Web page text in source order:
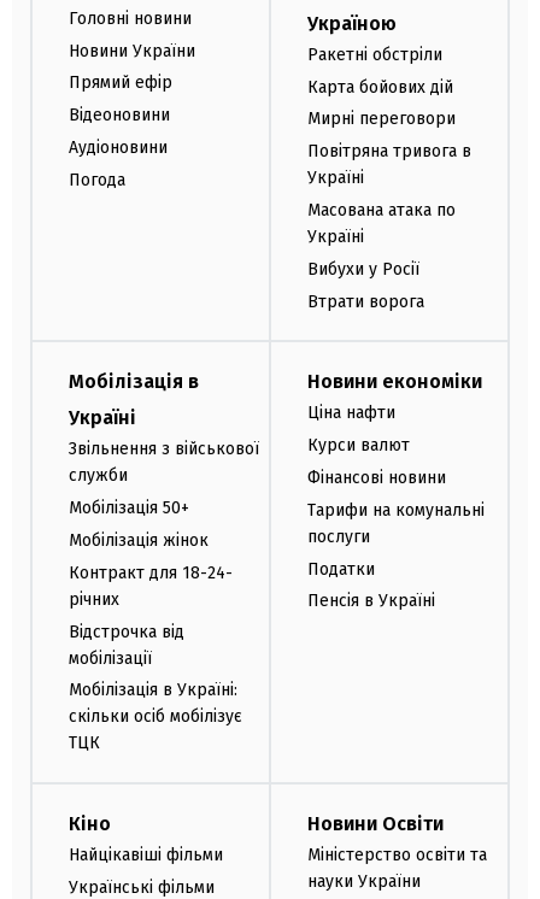
Головні новини
Новини України
Прямий ефір
Відеоновини
Аудіоновини
Погода
Україною
Ракетні обстріли
Карта бойових дій
Мирні переговори
Повітряна тривога в
Україні
Масована атака по
Україні
Вибухи у Росії
Втрати ворога
Мобілізація в
Україні
Звільнення з військової
служби
Мобілізація 50+
Мобілізація жінок
Контракт для 18-24-
річних
Відстрочка від
мобілізації
Мобілізація в Україні:
скільки осіб мобілізує
ТЦК
Новини економіки
Ціна нафти
Курси валют
Фінансові новини
Тарифи на комунальні
послуги
Податки
Пенсія в Україні
Кіно
Найцікавіші фільми
Українські фільми
Новини Освіти
Міністерство освіти та
науки України